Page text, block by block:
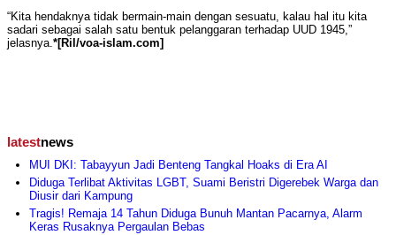
“Kita hendaknya tidak bermain-main dengan sesuatu, kalau hal itu kita
sadari sebagai salah satu bentuk pelanggaran terhadap UUD 1945,”
jelasnya.*[Ril/voa-islam.com]
latestnews
MUI DKI: Tabayyun Jadi Benteng Tangkal Hoaks di Era AI
Diduga Terlibat Aktivitas LGBT, Suami Beristri Digerebek Warga dan
Diusir dari Kampung
Tragis! Remaja 14 Tahun Diduga Bunuh Mantan Pacarnya, Alarm
Keras Rusaknya Pergaulan Bebas